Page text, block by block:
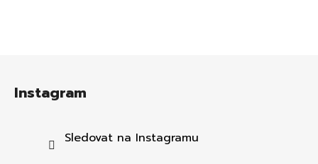
Instagram
Sledovat na Instagramu